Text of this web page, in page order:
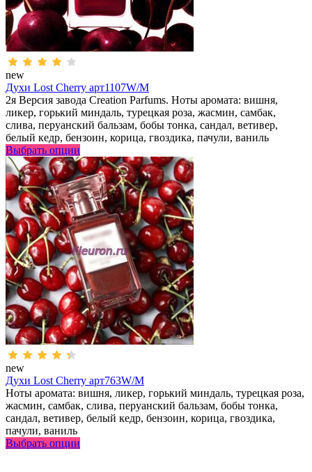
new
Духи Lost Cherry арт1107W/M
2я Версия завода Creation Parfums. Ноты аромата: вишня,
ликер, горький миндаль, турецкая роза, жасмин, самбак,
слива, перуанский бальзам, бобы тонка, сандал, ветивер,
белый кедр, бензоин, корица, гвоздика, пачули, ваниль
Выбрать опции
new
Духи Lost Cherry арт763W/M
Ноты аромата: вишня, ликер, горький миндаль, турецкая роза,
жасмин, самбак, слива, перуанский бальзам, бобы тонка,
сандал, ветивер, белый кедр, бензоин, корица, гвоздика,
пачули, ваниль
Выбрать опции